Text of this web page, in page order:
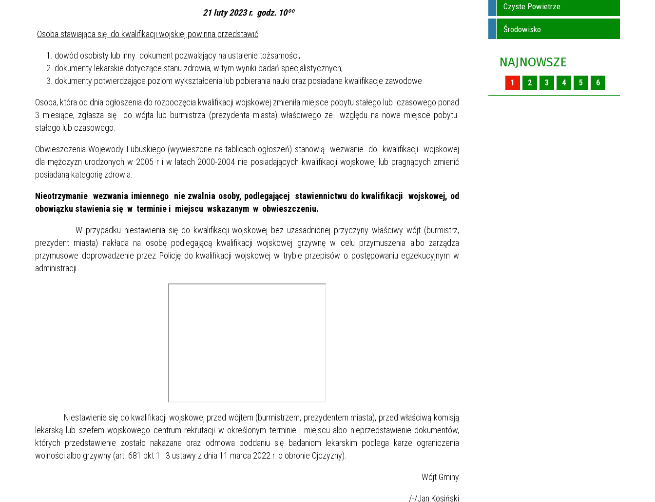
21 luty 2023 r. godz. 10ºº
Osoba stawiająca się do kwalifikacji wojskiej powinna przedstawić:
dowód osobisty lub inny dokument pozwalający na ustalenie tożsamości;
dokumenty lekarskie dotyczące stanu zdrowia, w tym wyniki badań specjalistycznych;
dokumenty potwierdzające poziom wykształcenia lub pobierania nauki oraz posiadane kwalifikacje zawodowe
Osoba, która od dnia ogłoszenia do rozpoczęcia kwalifikacji wojskowej zmieniła miejsce pobytu stałego lub czasowego ponad
3 miesiące, zgłasza się do wójta lub burmistrza (prezydenta miasta) właściwego ze względu na nowe miejsce pobytu
stałego lub czasowego.
Obwieszczenia Wojewody Lubuskiego (wywieszone na tablicach ogłoszeń) stanowią wezwanie do kwalifikacji wojskowej
dla mężczyzn urodzonych w 2005 r i w latach 2000-2004 nie posiadających kwalifikacji wojskowej lub pragnących zmienić
posiadaną kategorię zdrowia.
Nieotrzymanie wezwania imiennego nie zwalnia osoby, podlegającej stawiennictwu do kwalifikacji wojskowej, od
obowiązku stawienia się w terminie i miejscu wskazanym w obwieszczeniu.
W przypadku niestawienia się do kwalifikacji wojskowej bez uzasadnionej przyczyny właściwy wójt (burmistrz,
prezydent miasta) nakłada na osobę podlegającą kwalifikacji wojskowej grzywnę w celu przymuszenia albo zarządza
przymusowe doprowadzenie przez Policję do kwalifikacji wojskowej w trybie przepisów o postępowaniu egzekucyjnym w
administracji.
Niestawienie się do kwalifikacji wojskowej przed wójtem (burmistrzem, prezydentem miasta), przed właściwą komisją
lekarską lub szefem wojskowego centrum rekrutacji w określonym terminie i miejscu albo nieprzedstawienie dokumentów,
których przedstawienie zostało nakazane oraz odmowa poddaniu się badaniom lekarskim podlega karze ograniczenia
wolności albo grzywny (art. 681 pkt 1 i 3 ustawy z dnia 11 marca 2022 r. o obronie Ojczyzny).
Wójt Gminy
/-/Jan Kosiński
Czyste Powietrze
Środowisko
NAJNOWSZE
1 2 3 4 5 6